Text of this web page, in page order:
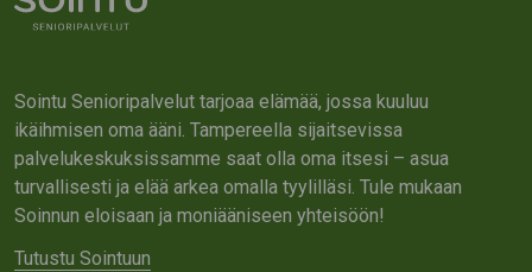
Sointu Senioripalvelut tarjoaa elämää, jossa kuuluu
ikäihmisen oma ääni. Tampereella sijaitsevissa
palvelukeskuksissamme saat olla oma itsesi – asua
turvallisesti ja elää arkea omalla tyylilläsi. Tule mukaan
Soinnun eloisaan ja moniääniseen yhteisöön!
Tutustu Sointuun